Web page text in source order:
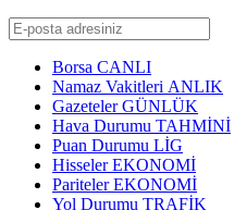
Borsa CANLI
Namaz Vakitleri ANLIK
GazetelerGÜNLÜK
Hava Durumu TAHMİNİ
Puan Durumu LİG
HisselerEKONOMİ
ParitelerEKONOMİ
Yol Durumu TRAFİK